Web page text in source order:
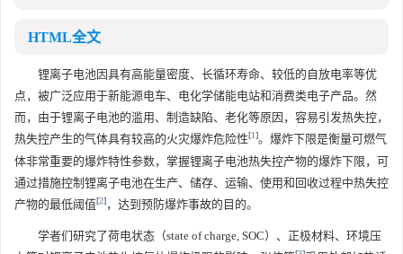
HTML全文
锂离子电池因具有高能量密度、长循环寿命、较低的自放电率等优
点，被广泛应用于新能源电车、电化学储能电站和消费类电子产品。然
而，由于锂离子电池的滥用、制造缺陷、老化等原因，容易引发热失控，
热失控产生的气体具有较高的火灾爆炸危险性[1]。爆炸下限是衡量可燃气
体非常重要的爆炸特性参数，掌握锂离子电池热失控产物的爆炸下限，可
通过措施控制锂离子电池在生产、储存、运输、使用和回收过程中热失控
产物的最低阈值[2]，达到预防爆炸事故的目的。
学者们研究了荷电状态（state of charge, SOC）、正极材料、环境压